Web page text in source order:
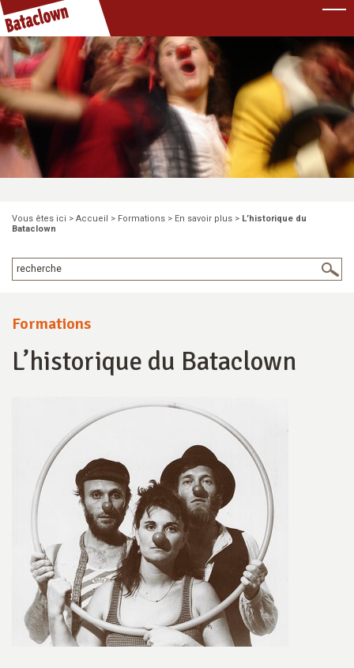
Vous êtes ici > Accueil > Formations > En savoir plus > L’historique du
Bataclown
Formations
L’historique du Bataclown